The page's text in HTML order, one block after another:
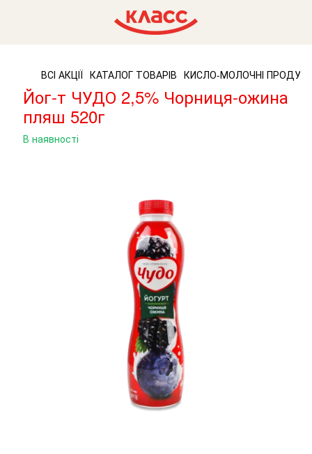
ВСІ АКЦІЇ КАТАЛОГ ТОВАРІВ КИСЛО-МОЛОЧНІ
Йог-т ЧУДО 2,5% Чорниця-ожина
пляш 520г
В наявності